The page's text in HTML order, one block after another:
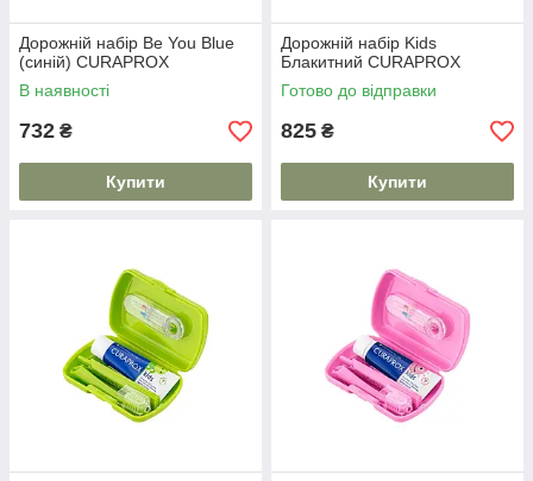
Дорожній набір Be You Blue
(синій) CURAPROX
В наявності
732 ₴
Купити
Дорожній набір Kids
Блакитний CURAPROX
Готово до відправки
825 ₴
Купити